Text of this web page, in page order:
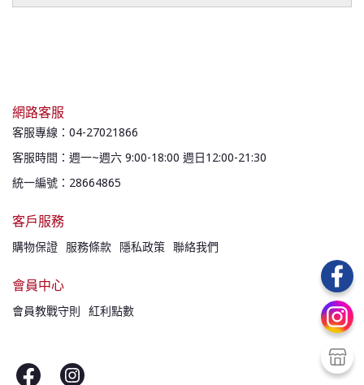
網路客服
客服專線：04-27021866
客服時間：週一~週六 9:00-18:00 週日12:00-21:30
統一編號：28664865
客戶服務
購物保證 服務條款 隱私政策 聯絡我們
會員中心
會員教戰守則 紅利點數